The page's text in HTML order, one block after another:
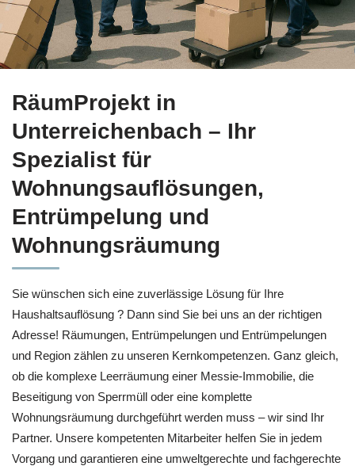
RäumProjekt in
Unterreichenbach – Ihr
Spezialist für
Wohnungsauflösungen,
Entrümpelung und
Wohnungsräumung
Sie wünschen sich eine zuverlässige Lösung für Ihre
Haushaltsauflösung ? Dann sind Sie bei uns an der richtigen
Adresse! Räumungen, Entrümpelungen und Entrümpelungen
und Region zählen zu unseren Kernkompetenzen. Ganz gleich,
ob die komplexe Leerräumung einer Messie-Immobilie, die
Beseitigung von Sperrmüll oder eine komplette
Wohnungsräumung durchgeführt werden muss – wir sind Ihr
Partner. Unsere kompetenten Mitarbeiter helfen Sie in jedem
Vorgang und garantieren eine umweltgerechte und fachgerechte